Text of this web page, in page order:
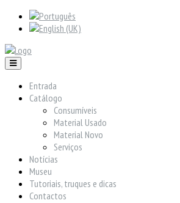
Entrada
Catálogo
Consumíveis
Material Usado
Material Novo
Serviços
Notícias
Museu
Tutoriais, truques e dicas
Contactos